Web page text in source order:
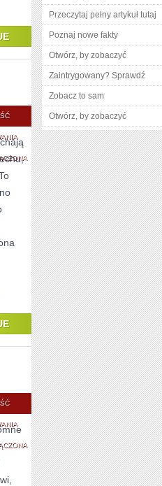
MAROKO
MAFIA
W
POLSCE
Przeczytaj pełny artykuł tutaj
Poznaj nowe fakty
Otwórz, by zobaczyć
Zaintrygowany? Sprawdź
Zobacz to sam
Otwórz, by zobaczyć